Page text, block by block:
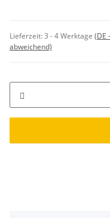
Lieferzeit:3 - 4 Werktage (DE
abweichend)